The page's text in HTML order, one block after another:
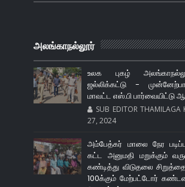
அலங்காநல்லூர்
உலக புகழ்
ஜல்லிக்கட்டு -
மாவட்ட எஸ்.பி பார்வையிட்டு
SUB EDITOR THAMILAGA
27, 2024
அம்பேத்கர் மாலை நேர
கட்ட அனுமதி மறுக்கும்
கண்டித்து விடுதலை
100க்கும் மேற்பட்டோர்